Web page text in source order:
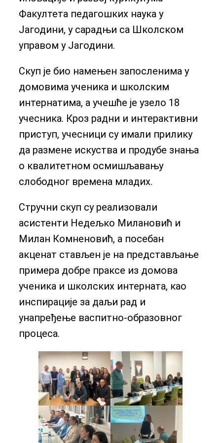
Факултета педагошких наука у
Јагодини, у сарадњи са Школском
управом у Јагодини.
Скуп је био намењен запосленима у
домовима ученика и школским
интернатима, а учешће је узело 18
учесника. Кроз радни и интерактивни
приступ, учесници су имали прилику
да размене искуства и продубе знања
о квалитетном осмишљавању
слободног времена младих.
Стручни скуп су реализовали
асистенти Недељко Милановић и
Милан Комненовић, а посебан
акценат стављен је на представљање
примера добре праксе из домова
ученика и школских интерната, као
инспирације за даљи рад и
унапређење васпитно-образовног
процеса.